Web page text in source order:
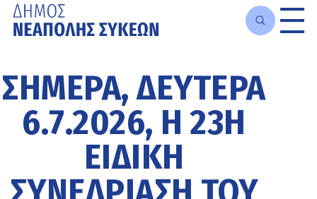
κυρίως
περιεχόμενο
ΣΗΜΕΡΑ, ΔΕΥΤΕΡΑ
6.7.2026, Η 23Η
ΕΙΔΙΚΗ